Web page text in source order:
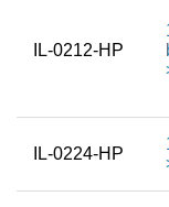
Nanotech
Neue
IL-0212-HP
IL-0224-HP